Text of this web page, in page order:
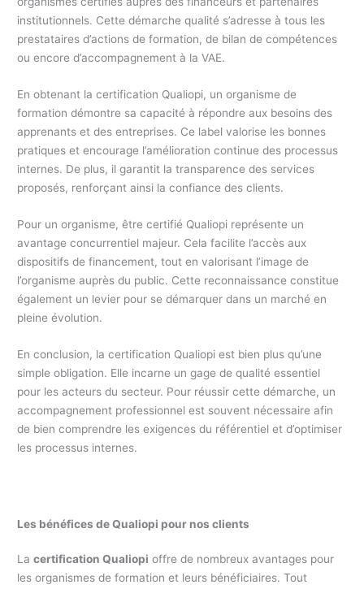
institutionnels. Cette démarche qualité s’adresse à tous les
prestataires d’actions de formation, de bilan de compétences
ou encore d’accompagnement à la VAE.
En obtenant la certification Qualiopi, un organisme de
formation démontre sa capacité à répondre aux besoins des
apprenants et des entreprises. Ce label valorise les bonnes
pratiques et encourage l’amélioration continue des processus
internes. De plus, il garantit la transparence des services
proposés, renforçant ainsi la confiance des clients.
Pour un organisme, être certifié Qualiopi représente un
avantage concurrentiel majeur. Cela facilite l’accès aux
dispositifs de financement, tout en valorisant l’image de
l’organisme auprès du public. Cette reconnaissance constitue
également un levier pour se démarquer dans un marché en
pleine évolution.
En conclusion, la certification Qualiopi est bien plus qu’une
simple obligation. Elle incarne un gage de qualité essentiel
pour les acteurs du secteur. Pour réussir cette démarche, un
accompagnement professionnel est souvent nécessaire afin
de bien comprendre les exigences du référentiel et d’optimiser
les processus internes.
Les bénéfices de Qualiopi pour nos clients
Lacertification Qualiopi offre de nombreux avantages pour
les organismes de formation et leurs bénéficiaires. Tout